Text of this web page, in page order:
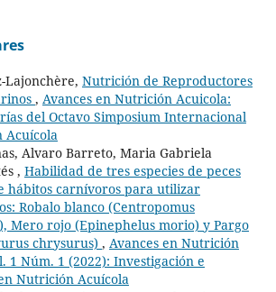
Lajonchère, Nutrición de Reproductores
, Avances en Nutrición Acuicola:
del Octavo Simposium Internacional
Acuícola
Alvaro Barreto, Maria Gabriela
, Habilidad de tres especies de peces
hábitos carnívoros para utilizar
Robalo blanco (Centropomus
Mero rojo (Epinephelus morio) y Pargo
chrysurus) , Avances en Nutrición
1 Núm. 1 (2022): Investigación e
Nutrición Acuícola